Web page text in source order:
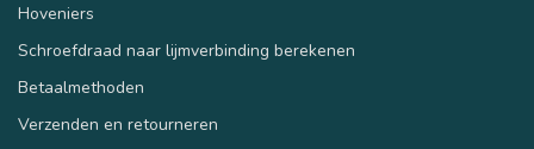
Hoveniers
Schroefdraad naar lijmverbinding berekenen
Betaalmethoden
Verzenden en retourneren